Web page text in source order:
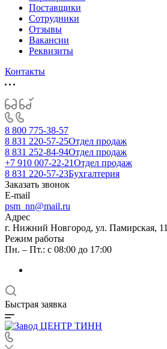
Поставщики
Сотрудники
Отзывы
Вакансии
Реквизиты
Контакты
8 800 775-38-57
8 831 220-57-25Отдел продаж
8 831 252-84-94Отдел продаж
+7 910 007-22-21Отдел продаж
8 831 220-57-23Бухгалтерия
Заказать звонок
E-mail
psm_nn@mail.ru
Адрес
г. Нижний Новгород, ул. Памирская, 11
Режим работы
Пн. – Пт.: с 08:00 до 17:00
Быстрая заявка